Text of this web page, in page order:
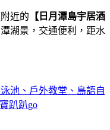
近的 【日月潭島宇居酒
湖景，交通便利，距水
池、戶外教堂、島語自
趴趴go